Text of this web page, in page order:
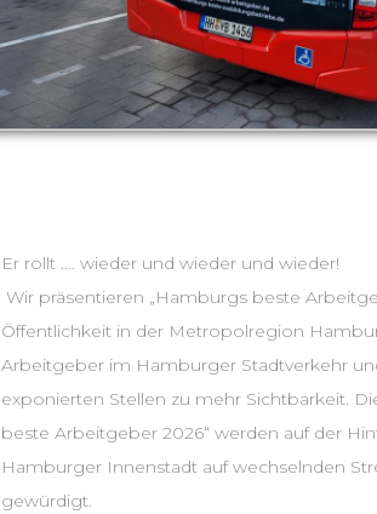
Er rollt …. wieder und
Wir präsentieren „Hamburgs beste
Öffentlichkeit in der Metropolregion
Arbeitgeber im Hamburger Stadtverkehr
exponierten Stellen zu mehr Sichtbarkeit.
beste Arbeitgeber 2026“ werden auf der
Hamburger Innenstadt auf wechselnden
gewürdigt.